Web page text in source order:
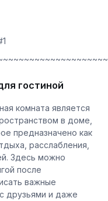
гостиной
комната является
в доме,
предназначено как
расслабления,
Здесь можно
после
важные
друзьями и даже